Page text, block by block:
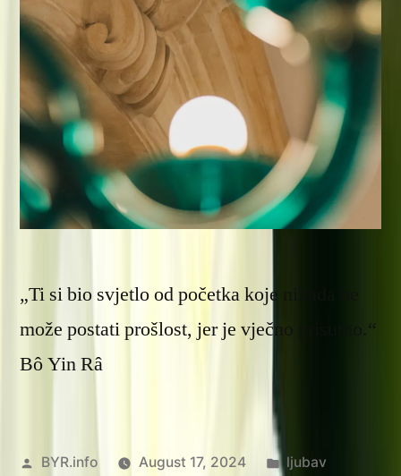
„Ti si bio svjetlo od početka koje nikada ne
može postati prošlost, jer je vječno prisutno.“
Bô Yin Râ
Posted
BYR.info August 17, 2024
Posted
ljubav